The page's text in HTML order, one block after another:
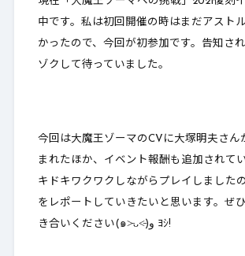
中です。私は初回開催の時はまだアスト
かったので、今回が初参加です。告知さ
ゾクして待っていました。
今回は大魔王ゾーマのCVに大塚明夫さん
まれたほか、イベント報酬も追加されて
キドキワクワクしながらプレイしました
をレポートしていきたいと思います。ぜ
き合いください(๑˃̵ᴗ˂̵)و ﾖｼ!